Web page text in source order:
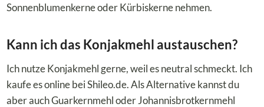
Sonnenblumenkerne oder Kürbiskerne nehmen.
Kann ich das Konjakmehl austauschen?
Ich nutze Konjakmehl gerne, weil es neutral schmeckt. Ich
kaufe es online bei Shileo.de. Als Alternative kannst du
aber auch Guarkernmehl oder Johannisbrotkernmehl